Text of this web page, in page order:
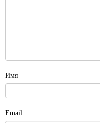
Имя
Email